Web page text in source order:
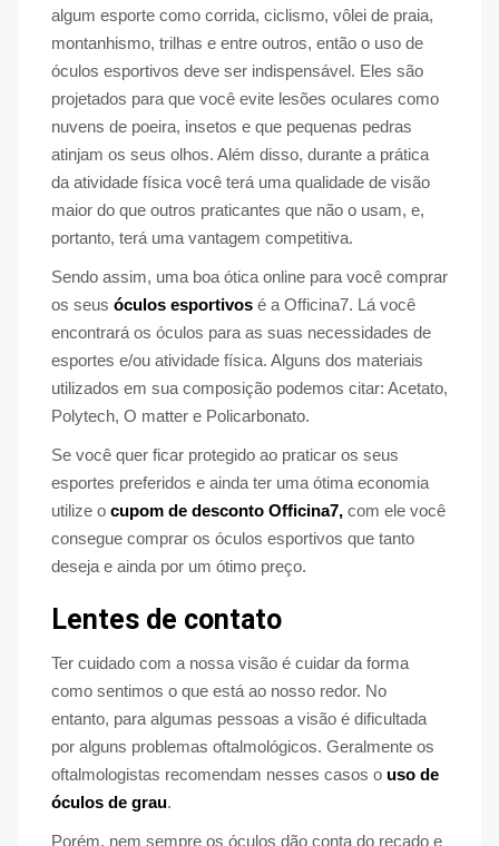
algum esporte como corrida, ciclismo, vôlei de praia,
montanhismo, trilhas e entre outros, então o uso de
óculos esportivos deve ser indispensável. Eles são
projetados para que você evite lesões oculares como
nuvens de poeira, insetos e que pequenas pedras
atinjam os seus olhos. Além disso, durante a prática
da atividade física você terá uma qualidade de visão
maior do que outros praticantes que não o usam, e,
portanto, terá uma vantagem competitiva.
Sendo assim, uma boa ótica online para você comprar
os seus óculos esportivos é a Officina7. Lá você
encontrará os óculos para as suas necessidades de
esportes e/ou atividade física. Alguns dos materiais
utilizados em sua composição podemos citar: Acetato,
Polytech, O matter e Policarbonato.
Se você quer ficar protegido ao praticar os seus
esportes preferidos e ainda ter uma ótima economia
utilize o cupom de desconto Officina7, com ele você
consegue comprar os óculos esportivos que tanto
deseja e ainda por um ótimo preço.
Lentes de contato
Ter cuidado com a nossa visão é cuidar da forma
como sentimos o que está ao nosso redor. No
entanto, para algumas pessoas a visão é dificultada
por alguns problemas oftalmológicos. Geralmente os
oftalmologistas recomendam nesses casos o uso de
óculos de grau.
Porém, nem sempre os óculos dão conta do recado e